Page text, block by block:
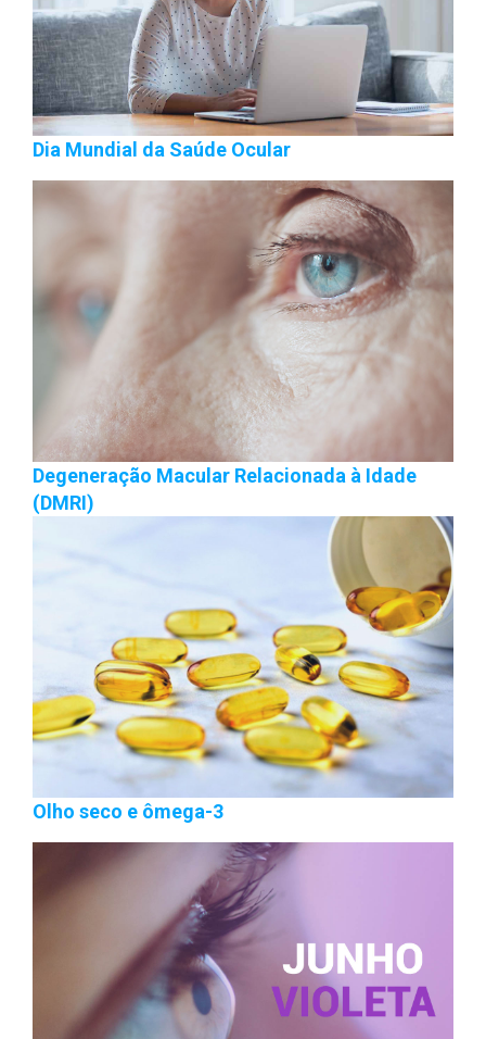
Dia Mundial da Saúde Ocular
Degeneração Macular Relacionada à Idade
(DMRI)
Olho seco e ômega-3